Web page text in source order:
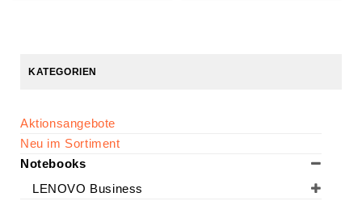
KATEGORIEN
Aktionsangebote
Neu im Sortiment
Notebooks
LENOVO Business